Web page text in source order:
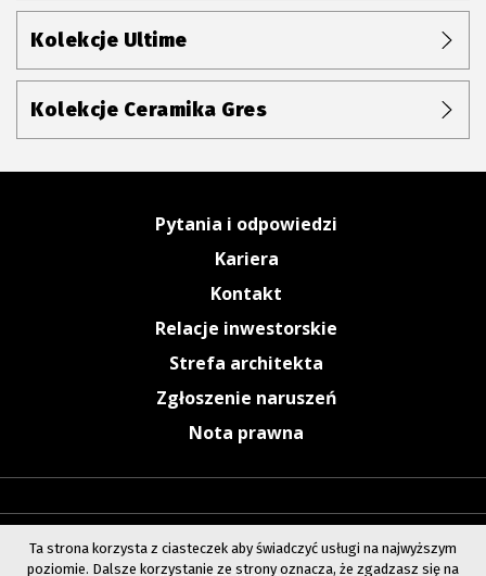
Kolekcje Ultime
Kolekcje Ceramika Gres
Pytania i odpowiedzi
Kariera
Kontakt
Relacje inwestorskie
Strefa architekta
Zgłoszenie naruszeń
Nota prawna
Ta strona korzysta z ciasteczek aby świadczyć usługi na najwyższym
poziomie. Dalsze korzystanie ze strony oznacza, że zgadzasz się na